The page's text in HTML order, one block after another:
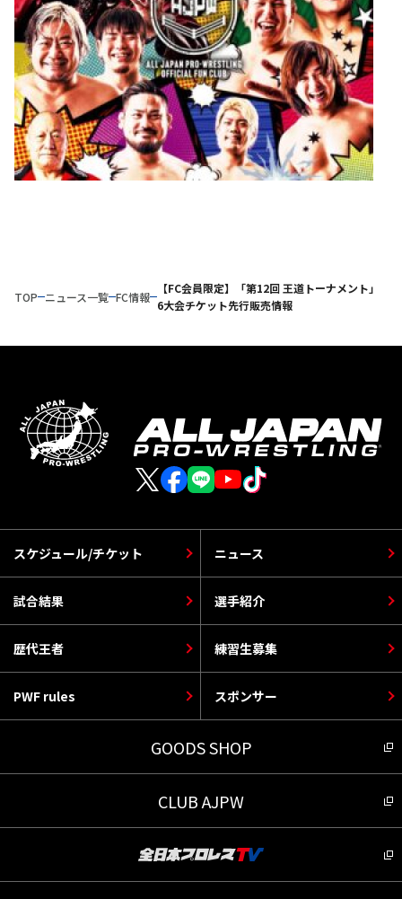
TOP ニュース一覧 FC情報
【FC会員限定】「第12回 王道トーナメント」
6大会チケット先行販売情報
スケジュール/チケット
選手紹介
PWF rules
ニュース
歴代王者
スポンサー
試合結果
練習生募集
GOODS SHOP
CLUB AJPW